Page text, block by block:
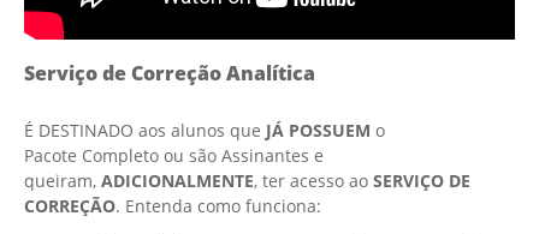
Serviço de Correção Analítica
É DESTINADO aos alunos que JÁ POSSUEM o
Pacote Completo ou são Assinantes e
queiram, ADICIONALMENTE, ter acesso ao SERVIÇO DE
CORREÇÃO. Entenda como funciona: